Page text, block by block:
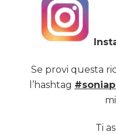
Se provi questa
l’hashtag
Ti